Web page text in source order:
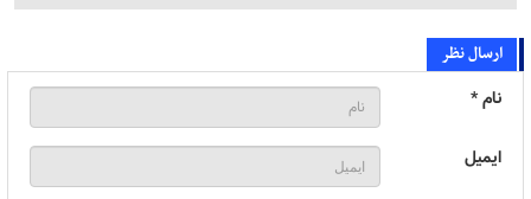
ارسال نظر
نام *
ایمیل